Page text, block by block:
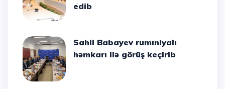
edib
Sahil Babayev rumıniyalı
həmkarı ilə görüş keçirib